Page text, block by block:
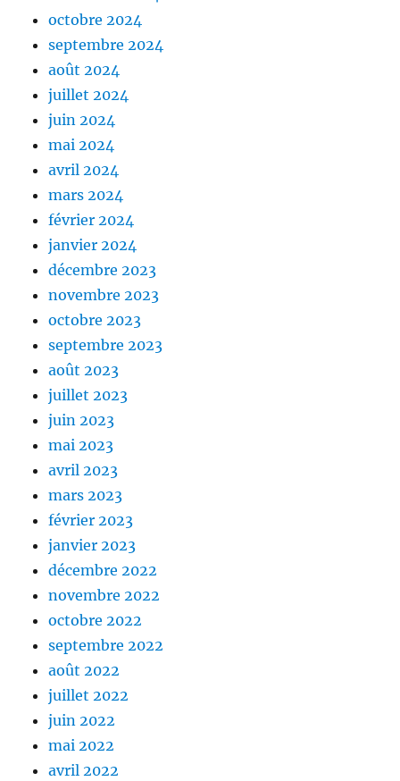
octobre 2024
septembre 2024
août 2024
juillet 2024
juin 2024
mai 2024
avril 2024
mars 2024
février 2024
janvier 2024
décembre 2023
novembre 2023
octobre 2023
septembre 2023
août 2023
juillet 2023
juin 2023
mai 2023
avril 2023
mars 2023
février 2023
janvier 2023
décembre 2022
novembre 2022
octobre 2022
septembre 2022
août 2022
juillet 2022
juin 2022
mai 2022
avril 2022